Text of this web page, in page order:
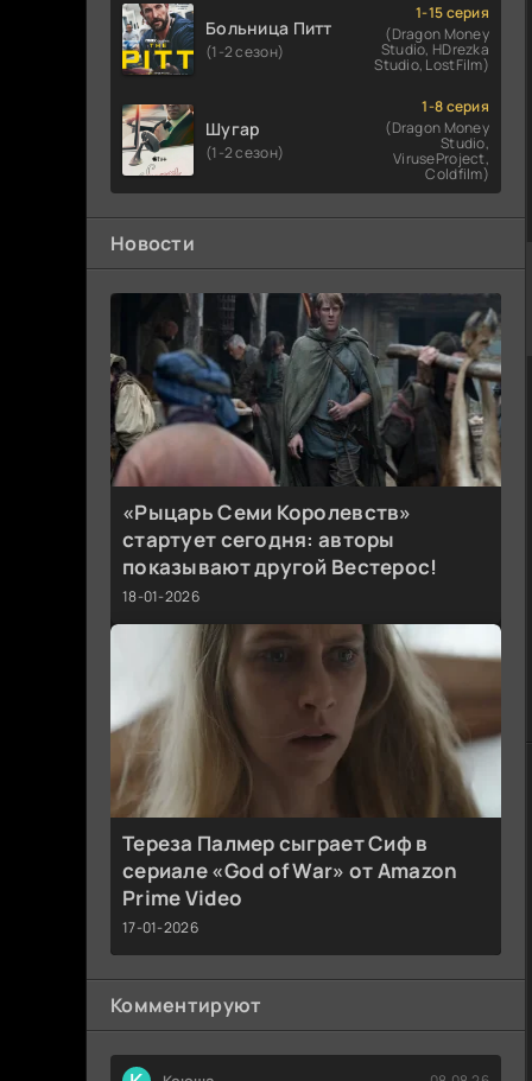
Больница Питт
(1-2 сезон)
1-15 серия
(Dragon Money
Studio, HDrezka
Studio, LostFilm)
Шугар
(1-2 сезон)
1-8 серия
(Dragon Money
Studio,
ViruseProject,
Coldfilm)
Новости
«Рыцарь Семи Королевств»
стартует сегодня: авторы
показывают другой Вестерос!
18-01-2026
Тереза Палмер сыграет Сиф в
сериале «God of War» от Amazon
Prime Video
17-01-2026
Комментируют